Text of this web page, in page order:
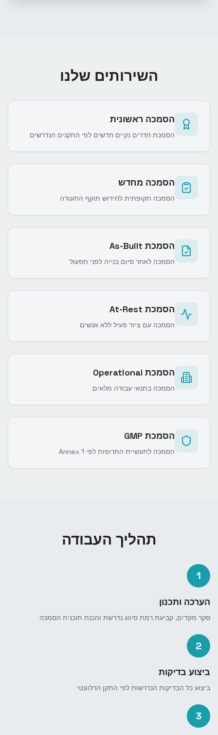
השירותים שלנו
הסמכה ראשונית
הסמכת חדרים נקיים חדשים לפי התקנים הנדרשים
הסמכה מחדש
הסמכה תקופתית לחידוש תוקף התעודה
הסמכת As-Built
הסמכה לאחר סיום בנייה לפני תפעול
הסמכת At-Rest
הסמכה עם ציוד פעיל ללא אנשים
הסמכת Operational
הסמכה בתנאי עבודה מלאים
הסמכת GMP
הסמכה לתעשיית התרופות לפי Annex 1
תהליך העבודה
1
הערכה ותכנון
סקר מקדים, קביעת רמת סיווג נדרשת והכנת תוכנית הסמכה
2
ביצוע בדיקות
ביצוע כל הבדיקות הנדרשות לפי התקן הרלוונטי
3